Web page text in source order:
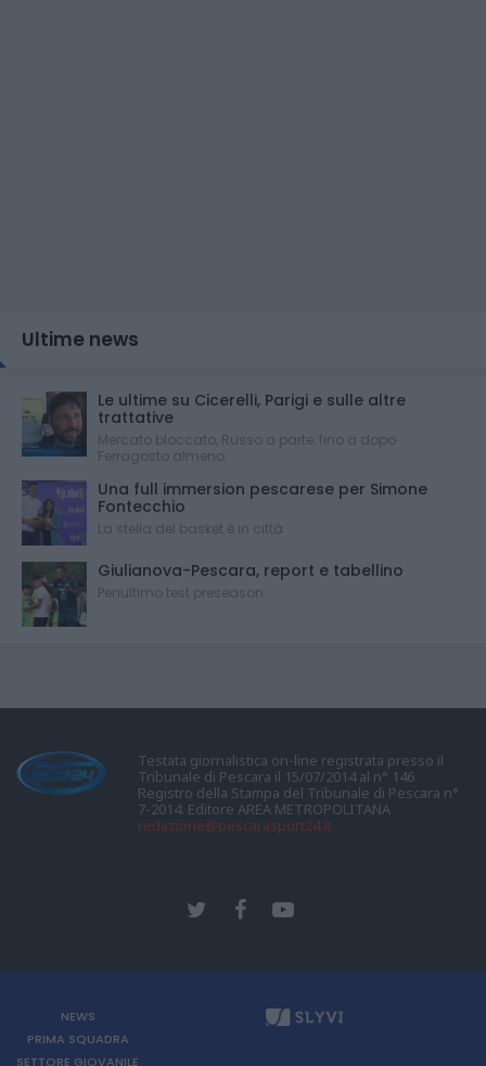
Ultime news
Le ultime su Cicerelli, Parigi e sulle altre
trattative
Mercato bloccato, Russo a parte, fino a dopo
Ferragosto almeno
Una full immersion pescarese per Simone
Fontecchio
La stella del basket è in città
Giulianova-Pescara, report e tabellino
Penultimo test preseason
Testata giornalistica on-line registrata presso il
Tribunale di Pescara il 15/07/2014 al n° 146
Registro della Stampa del Tribunale di Pescara n°
7-2014. Editore AREA METROPOLITANA
redazione@pescarasport24.it
NEWS
PRIMA SQUADRA
SETTORE GIOVANILE